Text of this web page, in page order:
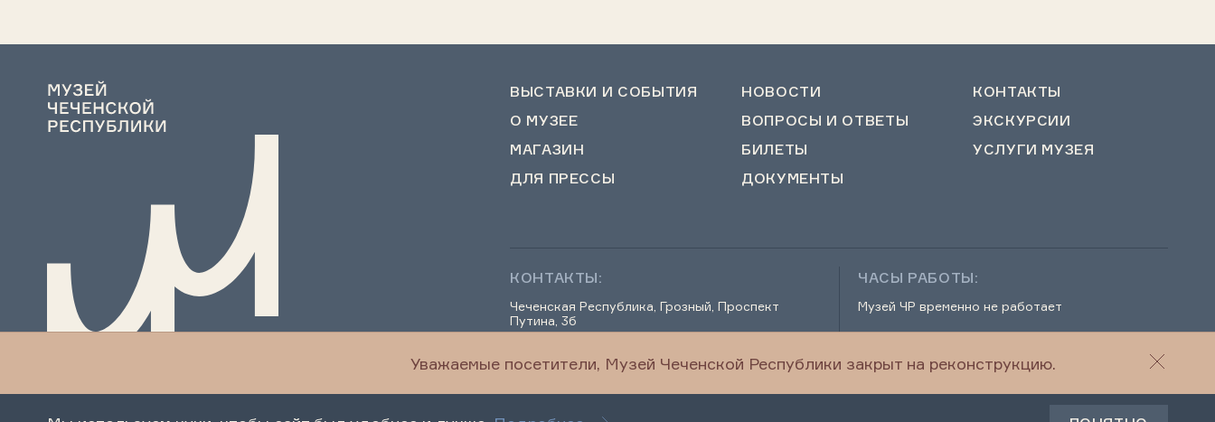
ВЫСТАВКИ И СОБЫТИЯ НОВОСТИ
КОНТАКТЫ
О МУЗЕЕ
ВОПРОСЫ И ОТВЕТЫ
ЭКСКУРСИИ
МАГАЗИН
БИЛЕТЫ
УСЛУГИ МУЗЕЯ
ДЛЯ ПРЕССЫ
ДОКУМЕНТЫ
КОНТАКТЫ:
Чеченская Республика, Грозный, Проспект
Путина, 3б
ЧАСЫ РАБОТЫ:
Музей ЧР временно не работает
Уважаемые посетители, Музей Чеченской Республики закрыт на реконструкцию.